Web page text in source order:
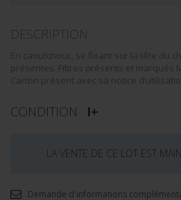
DESCRIPTION
En caoutchouc, se fixant sur la tête du
présentes. Filtres présents et marqués
Carton présent avec sa notice
CONDITION : I+
LA VENTE DE CE LOT EST
Demande d'informations